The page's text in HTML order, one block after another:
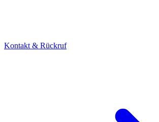
Kontakt & Rückruf